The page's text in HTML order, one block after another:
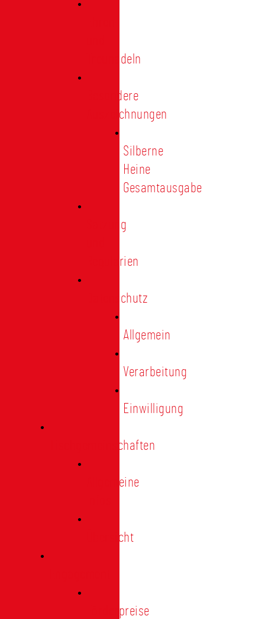
Treunadeln
Besondere
Auszeichnungen
Silberne
Heine
Gesamtausgabe
Satzung
Regularien
Datenschutz
Allgemein
Verarbeitung
Einwilligung
Tischgemeinschaften
Allgemeine
Übersicht
Förderpreise